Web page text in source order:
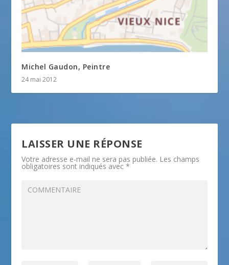
Michel Gaudon, Peintre
24 mai 2012
LAISSER UNE RÉPONSE
Votre adresse e-mail ne sera pas publiée. Les champs
obligatoires sont indiqués avec*